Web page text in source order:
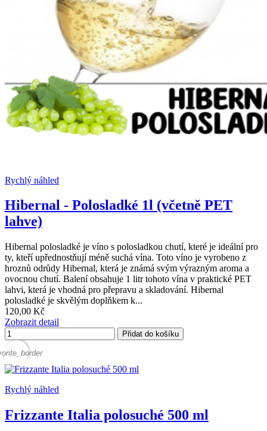
Rychlý náhled
Hibernal - Polosladké 1l (včetně PET
lahve)
Hibernal polosladké je víno s polosladkou chutí, které je ideální pro
ty, kteří upřednostňují méně suchá vína. Toto víno je vyrobeno z
hroznů odrůdy Hibernal, která je známá svým výrazným aroma a
ovocnou chutí. Balení obsahuje 1 litr tohoto vína v praktické PET
lahvi, která je vhodná pro přepravu a skladování. Hibernal
polosladké je skvělým doplňkem k...
120,00 Kč
Zobrazit detail
Přidat do košíku
Rychlý náhled
Frizzante Italia polosuché 500 ml